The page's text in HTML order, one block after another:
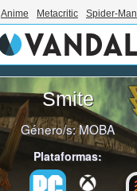
Anime Metacritic Spider-Man
Smite
Género/s:MOBA
Plataformas: